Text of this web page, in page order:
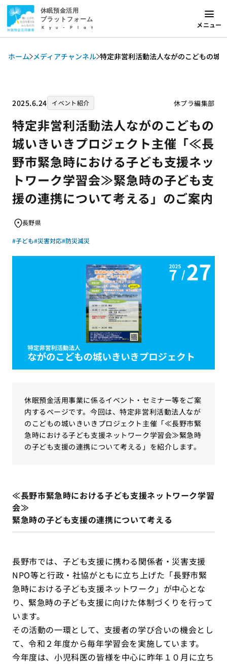
休眠預金活用
プラットフォーム
Kyu-Plat メニュー
ホーム メディアチャンネル 特定非営利活動法人ながのこどもの城
2025.6.24 イベント紹介 休プラ編集部
特定非営利活動法人ながのこどもの
城いきいきプロジェクト主催「≪長
野市緊急時における子ども支援ネッ
トワーク学習会≫緊急時の子ども支
援の連携について考える」のご案内
長野県
#子ども#災害対応#防災減災
休眠預金活用事業に係るイベント・セミナー等をご案
内するページです。今回は、特定非営利活動法人なが
のこどもの城いきいきプロジェクト主催「≪長野市緊
急時における子ども支援ネットワーク学習会≫緊急時
の子ども支援の連携について考える」を紹介します。
≪長野市緊急時における子ども支援ネットワーク学習
会≫
緊急時の子ども支援の連携について考える
長野市では、子ども支援に携わる関係者・災害支援
NPO等と行政・社協がともに立ち上げた「長野市緊
急時における子ども支援ネットワーク」が中心とな
り、緊急時の子ども支援に向けた体制づくりを行って
います。
その活動の一環として、支援者の学び合いの機会とし
て、令和２年度から毎年学習会を実施しています。
今年度は、小児科医の皆様を中心に昨年１０月に立ち